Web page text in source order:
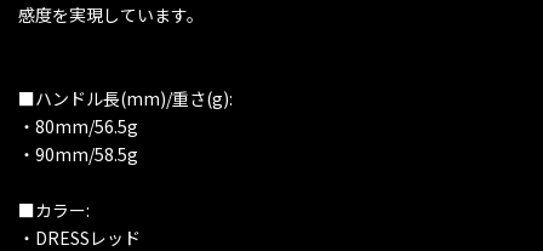
感度を実現しています。
■ハンドル長(mm)/重さ(g):
・80mm/56.5g
・90mm/58.5g
■カラー:
・DRESSレッド